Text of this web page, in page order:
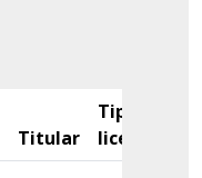
Titular
Tipo
licencia